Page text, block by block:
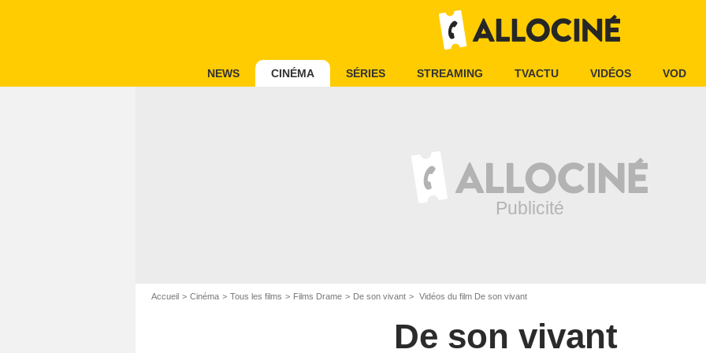
NEWS CINÉMA SÉRIES STREAMING TVACTU VIDÉOS VOD
Accueil Cinéma Tous les films Films Drame De son vivant Vidéos du film De son vivant
De son vivant